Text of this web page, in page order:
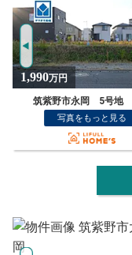
2,680万円
筑紫野市塔原東２丁
写真をもっと見る